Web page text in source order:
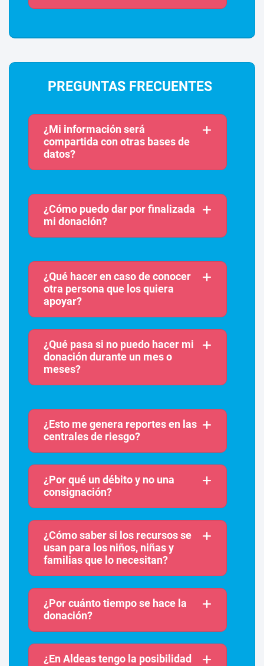
PREGUNTAS FRECUENTES
¿Mi información será
compartida con otras bases de
datos?
¿Cómo puedo dar por finalizada
mi donación?
¿Qué hacer en caso de conocer
otra persona que los quiera
apoyar?
¿Qué pasa si no puedo hacer mi
donación durante un mes o
meses?
¿Esto me genera reportes en las
centrales de riesgo?
¿Por qué un débito y no una
consignación?
¿Cómo saber si los recursos se
usan para los niños, niñas y
familias que lo necesitan?
¿Por cuánto tiempo se hace la
donación?
¿En Aldeas tengo la posibilidad